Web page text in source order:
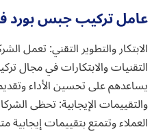
عامل تركيب جبس بورد
الابتكار والتطوير التقني: تعمل
التقنيات والابتكارات في مجال
يساعدهم على تحسين الأداء
والتقييمات الإيجابية: تحظى
العملاء وتتمتع بتقييمات إيجابية